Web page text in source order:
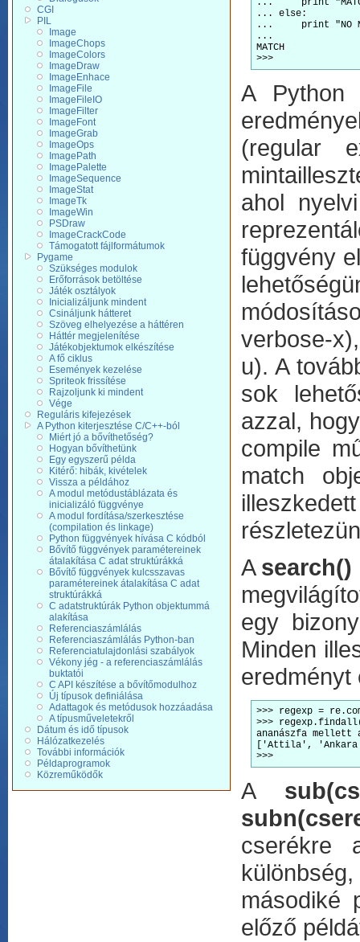
CGI
PIL
Image
ImageChops
ImageColors
ImageDraw
ImageEnhace
ImageFile
ImageFileIO
ImageFilter
ImageFont
ImageGrab
ImageOps
ImagePath
ImagePalette
ImageSequence
ImageStat
ImageTk
ImageWin
PSDraw
ImageCrackCode
Támogatott fájlformátumok
Pygame
Szükséges modulok
Erőforrások betöltése
Játék osztályok
Inicializáljunk mindent
Csináljunk hátteret
Szöveg elhelyezése a háttéren
Háttér megjelenítése
Játékobjektumok elkészítése
A fő ciklus
Események kezelése
Spriteok frissítése
Rajzoljunk ki mindent
Vége
Reguláris kifejezések
A Python kiterjesztése C/C++-ból
Miért jó a bővíthetőség?
Hogyan bővíthetünk
Egy egyszerű példa
Kitérő: hibák, kivételek
Vissza a példához
A modul metódustáblázata és
inicializáló függvénye
A modul fordítása/szerkesztése
(compilation és linkage)
Python függvények hívása C kódból
Bővítő függvények paramétereinek
átalakítása C adat struktúrákká
Bővítő függvények kulcsszavas
paramétereinek átalakítása C adat
struktúrákká
C adatstruktúrák Python objektummá
alakítása
Referenciaszámlálás
Referenciaszámlálás Python-ban
Referenciatulajdonlási szabályok
Vékony jég - a referenciaszámlálás
buktatói
C API készítése a bővítőmodulhoz
Új típusok definiálása
Adattagok és metódusok hozzáadása
A típusműveletekről
Dátum és idő típusok
Hálózatkezelés
További információk
Példaprogramok
Közreműködők
...     print
... else:
...     print "NO
...
MATCH
>>>
A Python
(regular
ahol
függvény
verbose-
u). A
sok
azzal,
compile
match
A search()
egy
Minden
eredményt
>>> regexp =
>>>
ananászfa
['Attila',
>>>
A
cserékre
másodiké
előző